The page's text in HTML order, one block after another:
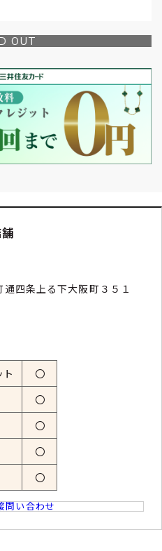
OUT
四条上る下大阪町３５１
ト 〇
〇
〇
〇
〇
問い合わせ